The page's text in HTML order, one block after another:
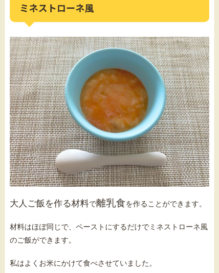
ミネストローネ風
大人ご飯を作る材料で離乳食を作ることができます。
材料はほぼ同じで、ペーストにするだけでミネストローネ風
のご飯ができます。
私はよくお米にかけて食べさせていました。